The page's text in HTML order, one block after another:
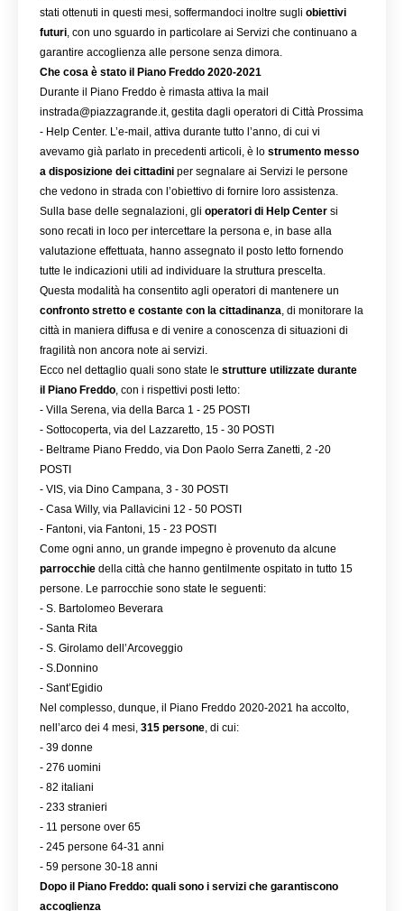
stati ottenuti in questi mesi, soffermandoci inoltre sugli obiettivi
futuri, con uno sguardo in particolare ai Servizi che continuano a
garantire accoglienza alle persone senza dimora.
Che cosa è stato il Piano Freddo 2020-2021
Durante il Piano Freddo è rimasta attiva la mail
instrada@piazzagrande.it, gestita dagli operatori di Città Prossima
- Help Center. L’e-mail, attiva durante tutto l’anno, di cui vi
avevamo già parlato in precedenti articoli, è lo strumento messo
a disposizione dei cittadini per segnalare ai Servizi le persone
che vedono in strada con l’obiettivo di fornire loro assistenza.
Sulla base delle segnalazioni, gli operatori di Help Center si
sono recati in loco per intercettare la persona e, in base alla
valutazione effettuata, hanno assegnato il posto letto fornendo
tutte le indicazioni utili ad individuare la struttura prescelta.
confronto stretto e costante con la cittadinanza, di monitorare la
città in maniera diffusa e di venire a conoscenza di situazioni di
fragilità non ancora note ai servizi.
Ecco nel dettaglio quali sono state le strutture utilizzate durante
il Piano Freddo, con i rispettivi posti letto:
- Villa Serena, via della Barca 1 - 25 POSTI
- Sottocoperta, via del Lazzaretto, 15 - 30 POSTI
- Beltrame Piano Freddo, via Don Paolo Serra Zanetti, 2 -20
POSTI
- VIS, via Dino Campana, 3 - 30 POSTI
- Casa Willy, via Pallavicini 12 - 50 POSTI
- Fantoni, via Fantoni, 15 - 23 POSTI
parrocchie della città che hanno gentilmente ospitato in tutto 15
persone. Le parrocchie sono state le seguenti:
- S. Bartolomeo Beverara
- Santa Rita
- S. Girolamo dell’Arcoveggio
- S.Donnino
- Sant’Egidio
Nel complesso, dunque, il Piano Freddo 2020-2021 ha accolto,
nell’arco dei 4 mesi, 315 persone, di cui:
- 39 donne
- 276 uomini
- 82 italiani
- 233 stranieri
- 11 persone over 65
- 245 persone 64-31 anni
- 59 persone 30-18 anni
Dopo il Piano Freddo: quali sono i servizi che garantiscono
accoglienza